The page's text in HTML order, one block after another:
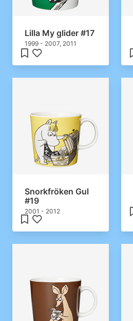
Lilla My glider #17
1999 - 2007, 2011
Snorkfröken Gul
#19
2001 - 2012